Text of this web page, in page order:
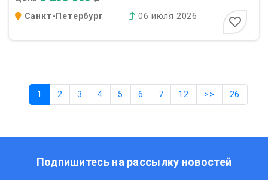
Санкт-Петербург 06 июля 2026
1 2 3 4 5 6 7 12 >> 26
Подпишитесь на рассылку новостей